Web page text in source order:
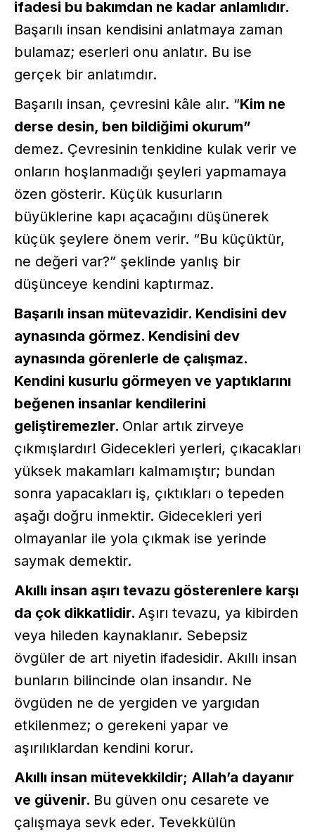
ifadesi bu bakımdan ne kadar anlamlıdır.
Başarılı insan kendisini anlatmaya zaman
bulamaz; eserleri onu anlatır. Bu ise
gerçek bir anlatımdır.
Başarılı insan, çevresini kâle alır. “Kim ne
derse desin, ben bildiğimi okurum”
demez. Çevresinin tenkidine kulak verir ve
onların hoşlanmadığı şeyleri yapmamaya
özen gösterir. Küçük kusurların
büyüklerine kapı açacağını düşünerek
küçük şeylere önem verir. “Bu küçüktür,
ne değeri var?” şeklinde yanlış bir
düşünceye kendini kaptırmaz.
Başarılı insan mütevazidir. Kendisini dev
aynasında görmez. Kendisini dev
aynasında görenlerle de çalışmaz.
Kendini kusurlu görmeyen ve yaptıklarını
beğenen insanlar kendilerini
geliştiremezler. Onlar artık zirveye
çıkmışlardır! Gidecekleri yerleri, çıkacakları
yüksek makamları kalmamıştır; bundan
sonra yapacakları iş, çıktıkları o tepeden
aşağı doğru inmektir. Gidecekleri yeri
olmayanlar ile yola çıkmak ise yerinde
saymak demektir.
Akıllı insan aşırı tevazu gösterenlere karşı
da çok dikkatlidir. Aşırı tevazu, ya kibirden
veya hileden kaynaklanır. Sebepsiz
övgüler de art niyetin ifadesidir. Akıllı insan
bunların bilincinde olan insandır. Ne
övgüden ne de yergiden ve yargıdan
etkilenmez; o gerekeni yapar ve
aşırılıklardan kendini korur.
Akıllı insan mütevekkildir; Allah’a dayanır
ve güvenir. Bu güven onu cesarete ve
çalışmaya sevk eder. Tevekkülün